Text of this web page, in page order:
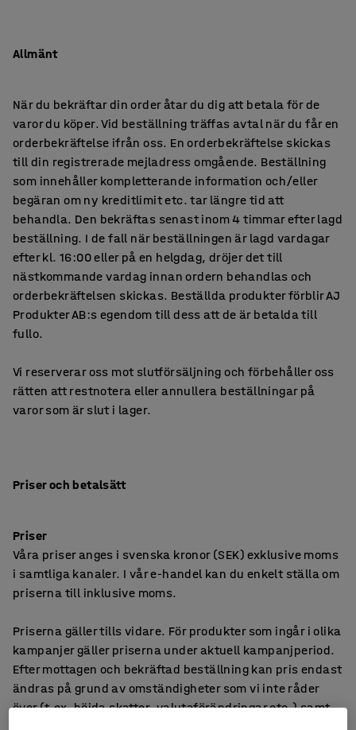
Allmänt
När du bekräftar din order åtar du dig att betala för de
varor du köper. Vid beställning träffas avtal när du får en
orderbekräftelse ifrån oss. En orderbekräftelse skickas
till din registrerade mejladress omgående. Beställning
som innehåller kompletterande information och/eller
begäran om ny kreditlimit etc. tar längre tid att
behandla. Den bekräftas senast inom 4 timmar efter lagd
beställning. I de fall när beställningen är lagd vardagar
efter kl. 16:00 eller på en helgdag, dröjer det till
nästkommande vardag innan ordern behandlas och
orderbekräftelsen skickas. Beställda produkter förblir AJ
Produkter AB:s egendom till dess att de är betalda till
fullo.
Vi reserverar oss mot slutförsäljning och förbehåller oss
rätten att restnotera eller annullera beställningar på
varor som är slut i lager.
Priser och betalsätt
Priser
Våra priser anges i svenska kronor (SEK) exklusive moms
i samtliga kanaler. I vår e-handel kan du enkelt ställa om
priserna till inklusive moms.
Priserna gäller tills vidare. För produkter som ingår i olika
kampanjer gäller priserna under aktuell kampanjperiod.
Efter mottagen och bekräftad beställning kan pris endast
ändras på grund av omständigheter som vi inte råder
över (t.ex. höjda skatter, valutaförändringar etc.) samt